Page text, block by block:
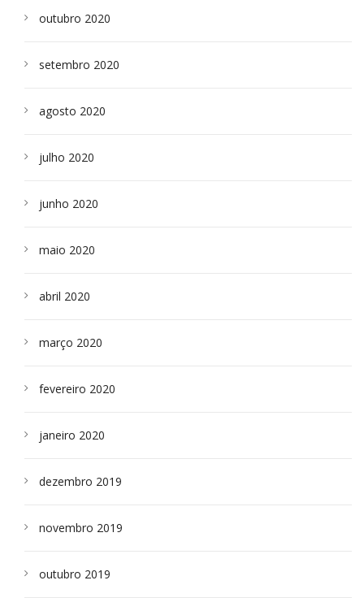
outubro 2020
setembro 2020
agosto 2020
julho 2020
junho 2020
maio 2020
abril 2020
março 2020
fevereiro 2020
janeiro 2020
dezembro 2019
novembro 2019
outubro 2019